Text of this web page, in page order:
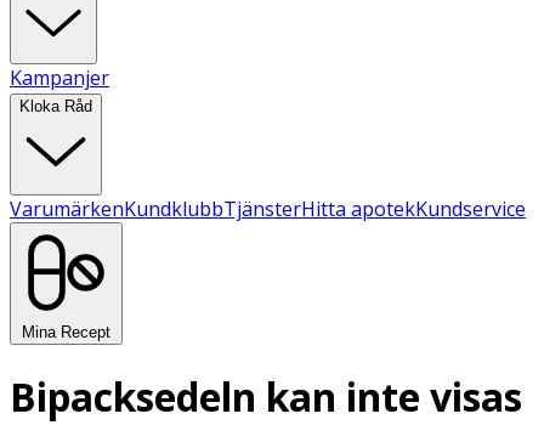
Kampanjer
Kloka Råd
VarumärkenKundklubbTjänsterHitta apotekKundservice
Mina Recept
Bipacksedeln kan inte visas